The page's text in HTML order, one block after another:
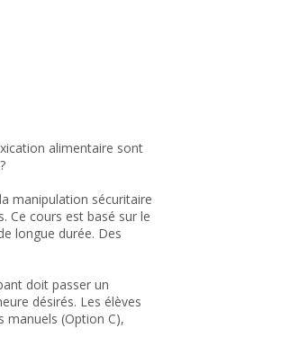
alimentaire sont
manipulation sécuritaire
Ce cours est basé sur le
longue durée. Des
doit passer un
désirés. Les élèves
manuels (Option C),